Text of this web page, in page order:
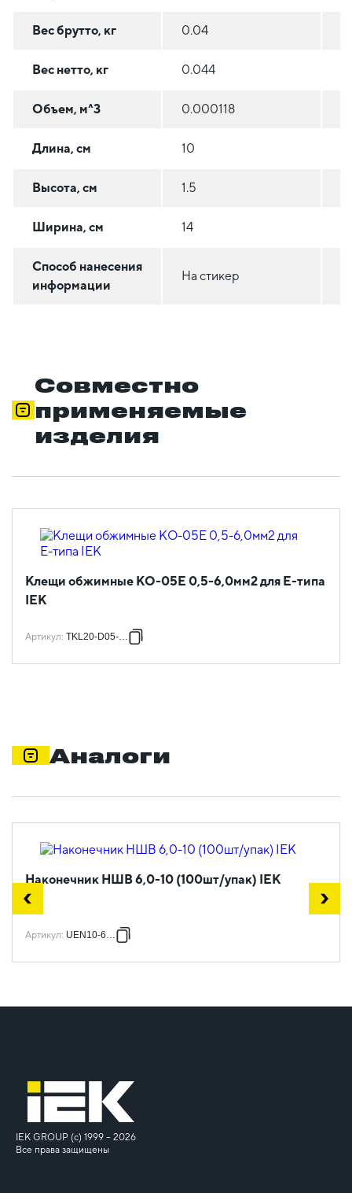
Вес брутто, кг 0.04
Вес нетто, кг 0.044
Объем, м^3 0.000118
Длина, см 10
Высота, см 1.5
Ширина, см 14
Способ нанесения
информации
На стикер
Совместно
применяемые
изделия
Клещи обжимные КО-05Е 0,5-6,0мм2 для Е-типа
IEK
Артикул: TKL20-D05-006
Аналоги
Наконечник НШВ 6,0-10 (100шт/упак) IEK
Артикул: UEN10-6010
IEK GROUP (c) 1999 – 2026
Все права защищены